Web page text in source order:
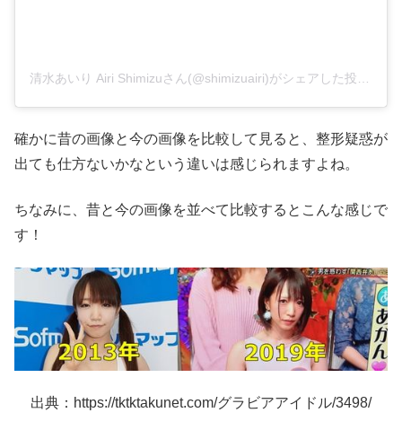
確かに昔の画像と今の画像を比較して見ると、整形疑惑が
出ても仕方ないかなという違いは感じられますよね。
ちなみに、昔と今の画像を並べて比較するとこんな感じで
す！
出典：https://tktktakunet.com/グラビアアイドル/3498/